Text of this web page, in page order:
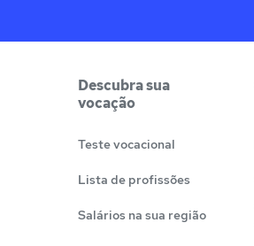
Descubra sua
vocação
Teste vocacional
Lista de profissões
Salários na sua região